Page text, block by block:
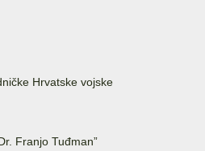
Hrvatske vojske
Franjo Tuđman”